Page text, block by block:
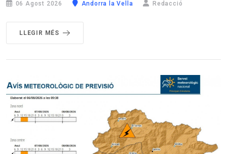
06 Agost 2026 Andorra la Vella Redacció
LLEGIR MÉS